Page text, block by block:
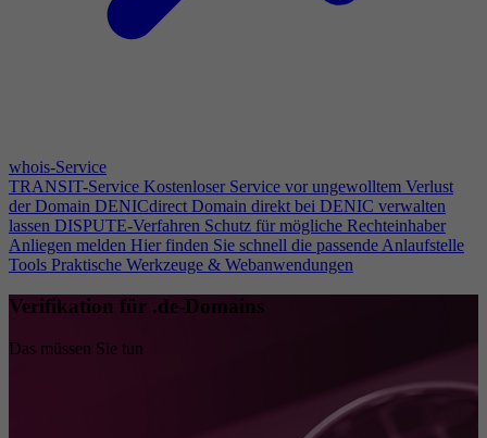
whois-Service
TRANSIT-Service Kostenloser Service vor ungewolltem Verlust
der Domain DENICdirect Domain direkt bei DENIC verwalten
lassen DISPUTE-Verfahren Schutz für mögliche Rechteinhaber
Anliegen melden Hier finden Sie schnell die passende Anlaufstelle
Tools Praktische Werkzeuge & Webanwendungen
Verifikation für .de-Domains
Das müssen Sie tun